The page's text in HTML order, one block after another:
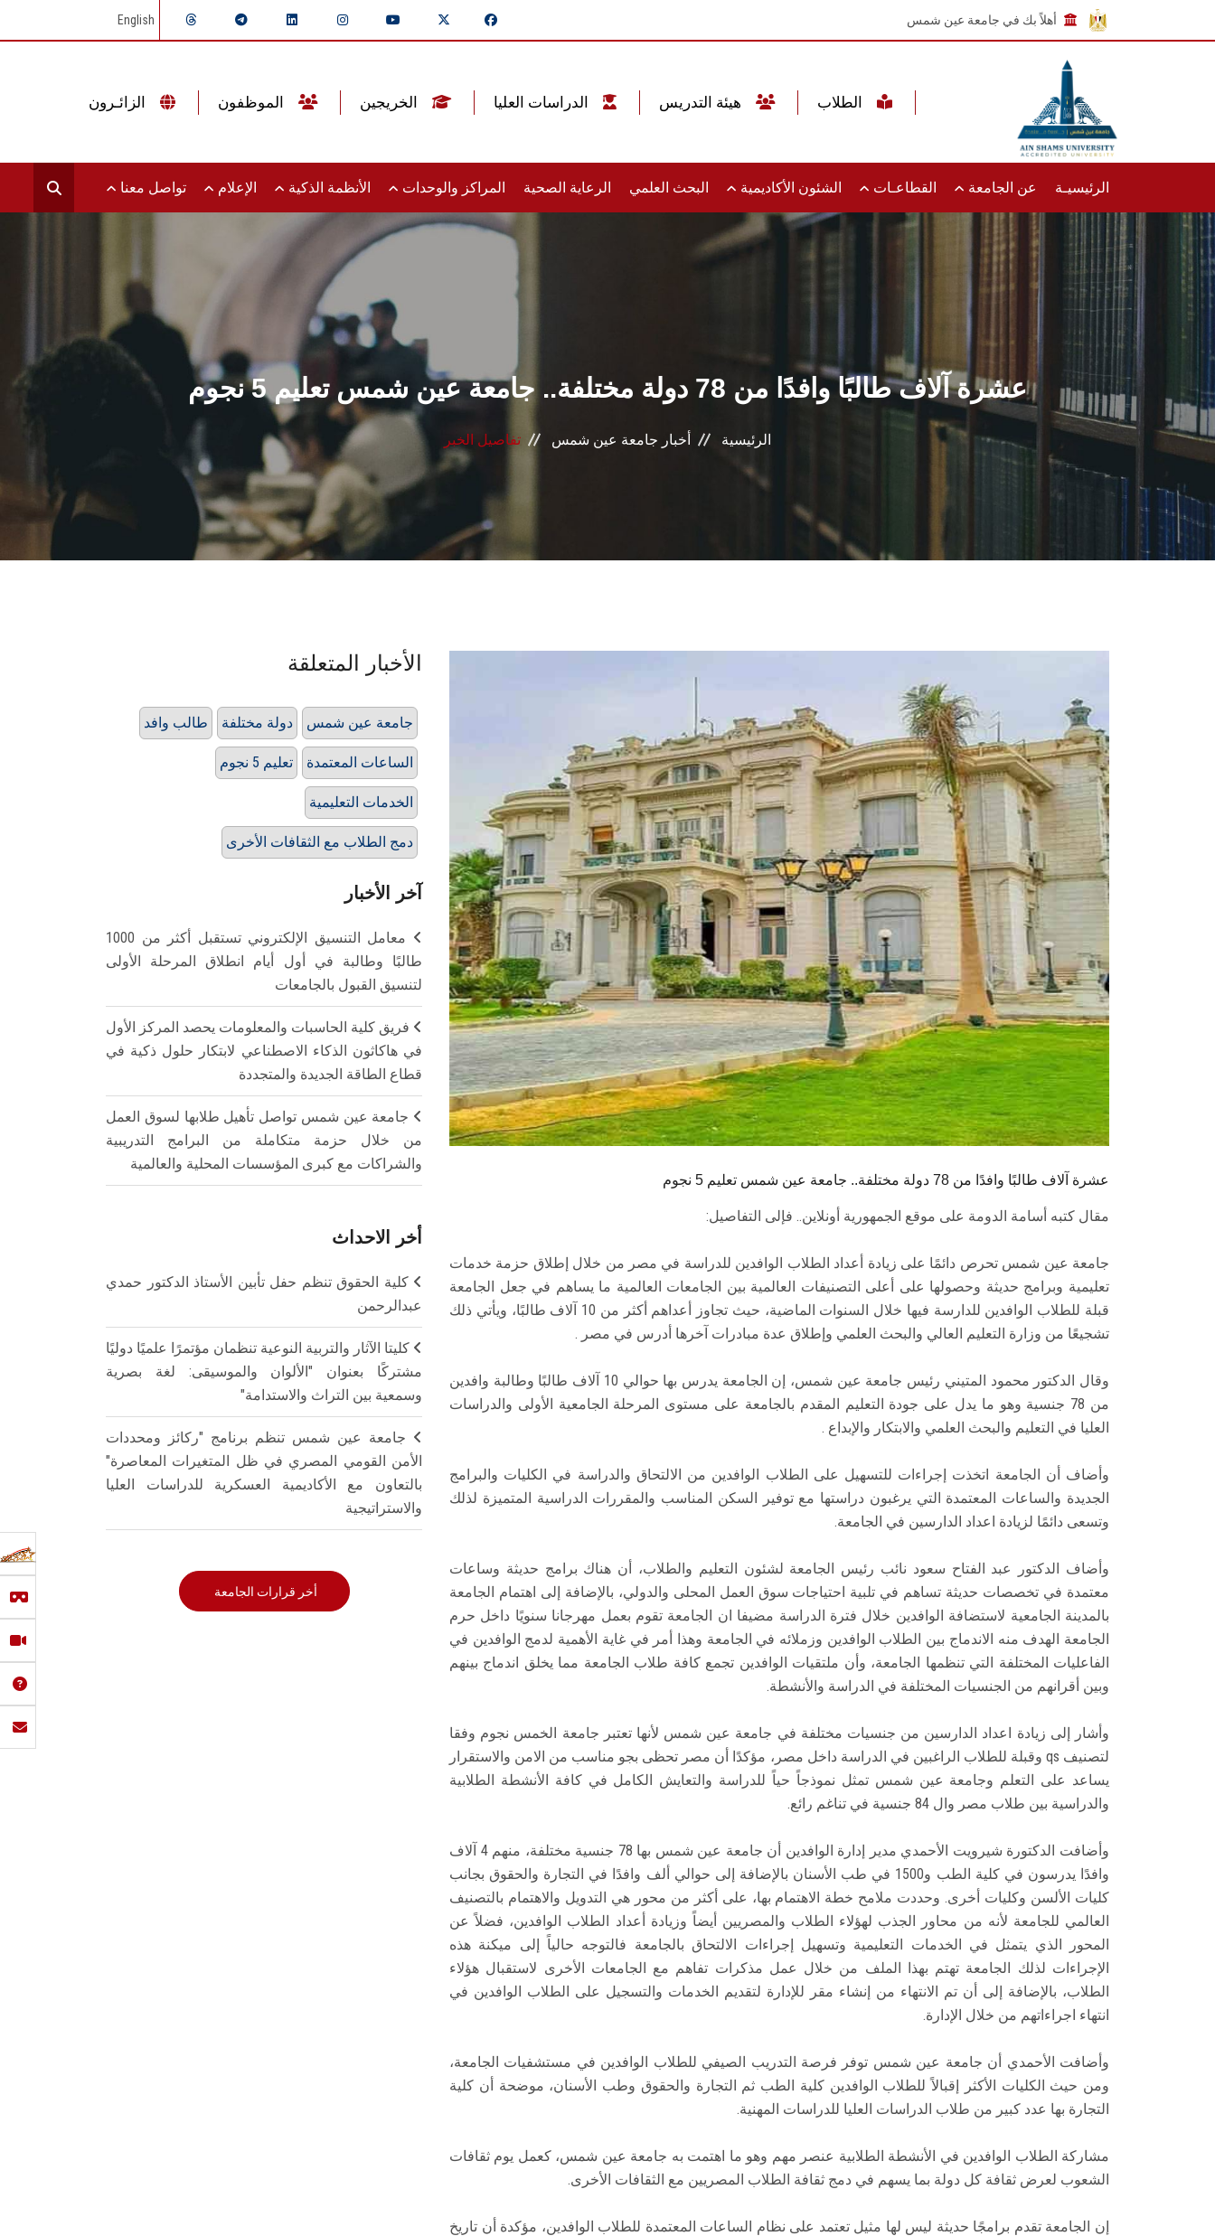
أهلاً بك في جامعة عين شمس English
الرئيسيـة عن الجامعة القطاعـات الشئون الأكاديمية البحث العلمي الرعاية الصحية المراكز والوحدات الأنظمة الذكية الإعلام تواصل معنا
عشرة آلاف طالبًا وافدًا من 78 دولة مختلفة.. جامعة عين شمس تعليم 5 نجوم
الرئيسية أخبار جامعة عين شمس تفاصيل الخبر
عشرة آلاف طالبًا وافدًا من 78 دولة مختلفة.. جامعة عين شمس تعليم 5 نجوم
مقال كتبه أسامة الدومة على موقع الجمهورية أونلاين.. فإلى التفاصيل:
جامعة عين شمس تحرص دائمًا على زيادة أعداد الطلاب الوافدين للدراسة في مصر من خلال إطلاق حزمة خدمات
تعليمية وبرامج حديثة وحصولها على أعلى التصنيفات العالمية بين الجامعات العالمية ما يساهم في جعل الجامعة
قبلة للطلاب الوافدين للدارسة فيها خلال السنوات الماضية، حيث تجاوز أعداهم أكثر من 10 آلاف طالبًا، ويأتي ذلك
تشجيعًا من وزارة التعليم العالي والبحث العلمي وإطلاق عدة مبادرات آخرها أدرس في مصر .
وقال الدكتور محمود المتيني رئيس جامعة عين شمس، إن الجامعة يدرس بها حوالي 10 آلاف طالبًا وطالبة وافدين
من 78 جنسية وهو ما يدل على جودة التعليم المقدم بالجامعة على مستوى المرحلة الجامعية الأولى والدراسات
العليا في التعليم والبحث العلمي والابتكار والإبداع .
وأضاف أن الجامعة اتخذت إجراءات للتسهيل على الطلاب الوافدين من الالتحاق والدراسة في الكليات والبرامج
الجديدة والساعات المعتمدة التي يرغبون دراستها مع توفير السكن المناسب والمقررات الدراسية المتميزة لذلك
وتسعى دائمًا لزيادة اعداد الدارسين في الجامعة.
وأضاف الدكتور عبد الفتاح سعود نائب رئيس الجامعة لشئون التعليم والطلاب، أن هناك برامج حديثة وساعات
معتمدة في تخصصات حديثة تساهم في تلبية احتياجات سوق العمل المحلى والدولي، بالإضافة إلى اهتمام الجامعة
بالمدينة الجامعية لاستضافة الوافدين خلال فترة الدراسة مضيفا ان الجامعة تقوم بعمل مهرجانا سنويًا داخل حرم
الجامعة الهدف منه الاندماج بين الطلاب الوافدين وزملائه في الجامعة وهذا أمر في غاية الأهمية لدمج الوافدين في
الفاعليات المختلفة التي تنظمها الجامعة، وأن ملتقيات الوافدين تجمع كافة طلاب الجامعة مما يخلق اندماج بينهم
وبين أقرانهم من الجنسيات المختلفة في الدراسة والأنشطة.
وأشار إلى زيادة اعداد الدارسين من جنسيات مختلفة في جامعة عين شمس لأنها تعتبر جامعة الخمس نجوم وفقا
لتصنيف qs وقبلة للطلاب الراغبين في الدراسة داخل مصر، مؤكدًا أن مصر تحظى بجو مناسب من الامن والاستقرار
يساعد على التعلم وجامعة عين شمس تمثل نموذجاً حياً للدراسة والتعايش الكامل في كافة الأنشطة الطلابية
والدراسية بين طلاب مصر وال 84 جنسية في تناغم رائع.
وأضافت الدكتورة شيرويت الأحمدي مدير إدارة الوافدين أن جامعة عين شمس بها 78 جنسية مختلفة، منهم 4 آلاف
وافدًا يدرسون في كلية الطب و1500 في طب الأسنان بالإضافة إلى حوالي ألف وافدًا في التجارة والحقوق بجانب
كليات الألسن وكليات أخرى. وحددت ملامح خطة الاهتمام بها، على أكثر من محور هي التدويل والاهتمام بالتصنيف
العالمي للجامعة لأنه من محاور الجذب لهؤلاء الطلاب والمصريين أيضاً وزيادة أعداد الطلاب الوافدين، فضلاً عن
المحور الذي يتمثل في الخدمات التعليمية وتسهيل إجراءات الالتحاق بالجامعة فالتوجه حالياً إلى ميكنة هذه
الإجراءات لذلك الجامعة تهتم بهذا الملف من خلال عمل مذكرات تفاهم مع الجامعات الأخرى لاستقبال هؤلاء
الطلاب، بالإضافة إلى أن تم الانتهاء من إنشاء مقر للإدارة لتقديم الخدمات والتسجيل على الطلاب الوافدين في
انتهاء اجراءاتهم من خلال الإدارة.
وأضافت الأحمدي أن جامعة عين شمس توفر فرصة التدريب الصيفي للطلاب الوافدين في مستشفيات الجامعة،
ومن حيث الكليات الأكثر إقبالاً للطلاب الوافدين كلية الطب ثم التجارة والحقوق وطب الأسنان، موضحة أن كلية
التجارة بها عدد كبير من طلاب الدراسات العليا للدراسات المهنية.
مشاركة الطلاب الوافدين في الأنشطة الطلابية عنصر مهم وهو ما اهتمت به جامعة عين شمس، كعمل يوم ثقافات
الشعوب لعرض ثقافة كل دولة بما يسهم في دمج ثقافة الطلاب المصريين مع الثقافات الأخرى.
إن الجامعة تقدم برامجًا حديثة ليس لها مثيل تعتمد على نظام الساعات المعتمدة للطلاب الوافدين، مؤكدة أن تاريخ
الأخبار المتعلقة
طالب وافد دولة مختلفة جامعة عين شمس
تعليم 5 نجوم الساعات المعتمدة
الخدمات التعليمية
دمج الطلاب مع الثقافات الأخرى
آخر الأخبار
معامل التنسيق الإلكتروني تستقبل أكثر من 1000
طالبًا وطالبة في أول أيام انطلاق المرحلة الأولى
لتنسيق القبول بالجامعات
فريق كلية الحاسبات والمعلومات يحصد المركز الأول
في هاكاثون الذكاء الاصطناعي لابتكار حلول ذكية في
قطاع الطاقة الجديدة والمتجددة
جامعة عين شمس تواصل تأهيل طلابها لسوق العمل
من خلال حزمة متكاملة من البرامج التدريبية
والشراكات مع كبرى المؤسسات المحلية والعالمية
أخر الاحداث
كلية الحقوق تنظم حفل تأبين الأستاذ الدكتور حمدي
عبدالرحمن
كليتا الآثار والتربية النوعية تنظمان مؤتمرًا علميًا دوليًا
مشتركًا بعنوان "الألوان والموسيقى: لغة بصرية
وسمعية بين التراث والاستدامة"
جامعة عين شمس تنظم برنامج "ركائز ومحددات
الأمن القومي المصري في ظل المتغيرات المعاصرة"
بالتعاون مع الأكاديمية العسكرية للدراسات العليا
والاستراتيجية
أخر قرارات الجامعة